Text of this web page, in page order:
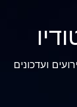
ועדכונים